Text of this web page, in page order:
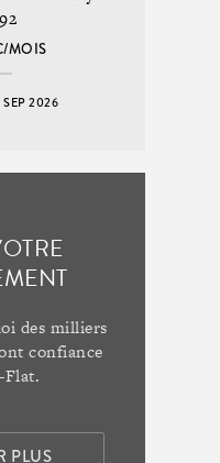
MOIS
SEP 2026
des milliers
confiance
Flat.
PLUS